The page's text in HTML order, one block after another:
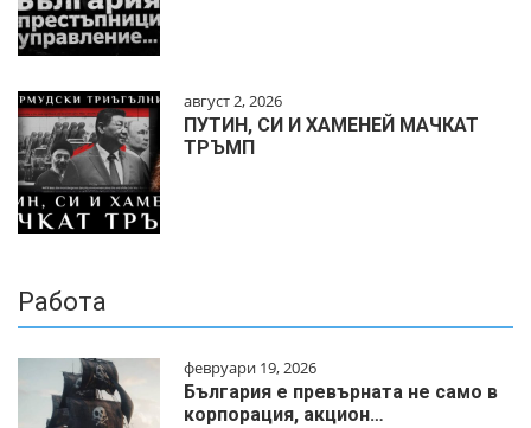
август 2, 2026
ПУТИН, СИ И ХАМЕНЕЙ МАЧКАТ
ТРЪМП
Работа
февруари 19, 2026
България е превърната не само в
корпорация, акцион…